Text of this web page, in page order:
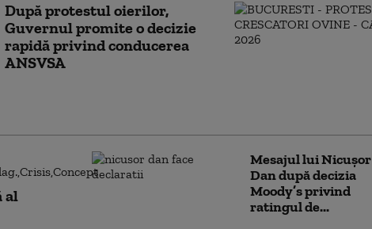
După protestul oierilor,
Guvernul promite o decizie
rapidă privind conducerea
ANSVSA
al
Mesajul lui Nicușor
Dan după decizia
Moody’s privind
ratingul de...